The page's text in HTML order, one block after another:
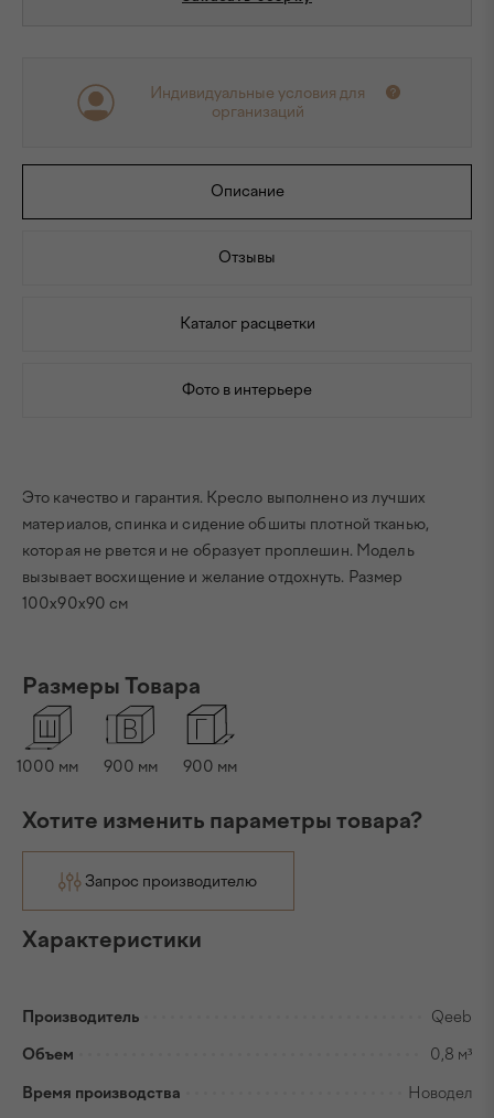
Индивидуальные условия для
организаций
Описание
Отзывы
Каталог расцветки
Фото в интерьере
Это качество и гарантия. Кресло выполнено из лучших
материалов, спинка и сидение обшиты плотной тканью,
которая не рвется и не образует проплешин. Модель
вызывает восхищение и желание отдохнуть. Размер
100x90x90 см
Размеры Товара
1000 мм 900 мм 900 мм
Хотите изменить параметры товара?
Запрос производителю
Характеристики
Производитель Qeeb
Объем 0,8 м³
Время производства Новодел